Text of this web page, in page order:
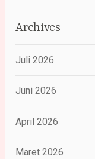
Archives
Juli 2026
Juni 2026
April 2026
Maret 2026